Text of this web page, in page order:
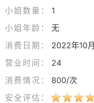
小姐数量：
1
小姐年龄：
无
消费日期：
2022年10
营业时间：
24
消费情况：
800/次
安全评估：